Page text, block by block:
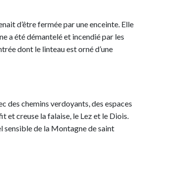
d’être fermée par une enceinte. Elle
a été démantelé et incendié par les
dont le linteau est orné d’une
des chemins verdoyants, des espaces
et creuse la falaise, le Lez et le Diois.
sensible de la Montagne de saint